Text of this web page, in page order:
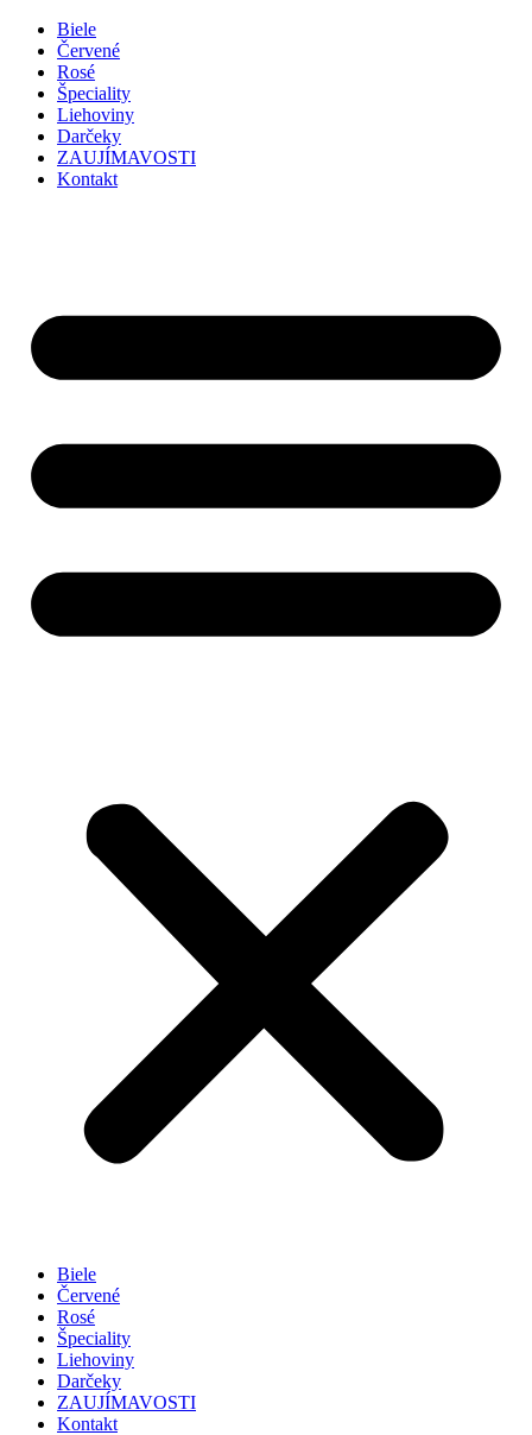
Preskočiť
obsah
Biele
Červené
Rosé
Špeciality
Liehoviny
Darčeky
ZAUJÍMAVOSTI
Kontakt
Biele
Červené
Rosé
Špeciality
Liehoviny
Darčeky
ZAUJÍMAVOSTI
Kontakt